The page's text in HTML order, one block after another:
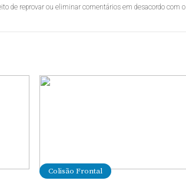
de reprovar ou eliminar comentários em desacordo com o
Colisão Frontal